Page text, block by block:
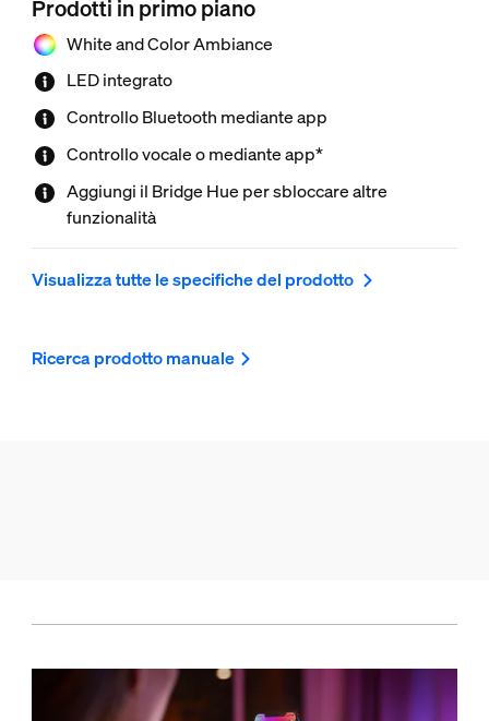
Prodotti in primo piano
White and Color Ambiance
LED integrato
Controllo Bluetooth mediante app
Controllo vocale o mediante app*
Aggiungi il Bridge Hue per sbloccare altre
funzionalità
Visualizza tutte le specifiche del prodotto
Ricerca prodotto manuale